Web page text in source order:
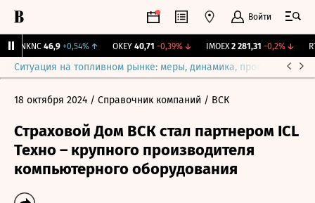
Войти
NKNC 46,9 +0,54%↑ OKEY 40,71 -0,39%↓ IMOEX 2 281,31 -0,2%↓
Ситуация на топливном рынке: меры, динамика, прогнозы
18 октября 2024 / Справочник компаний / ВСК
Страховой Дом ВСК стал партнером ICL
Техно – крупного производителя
компьютерного оборудования